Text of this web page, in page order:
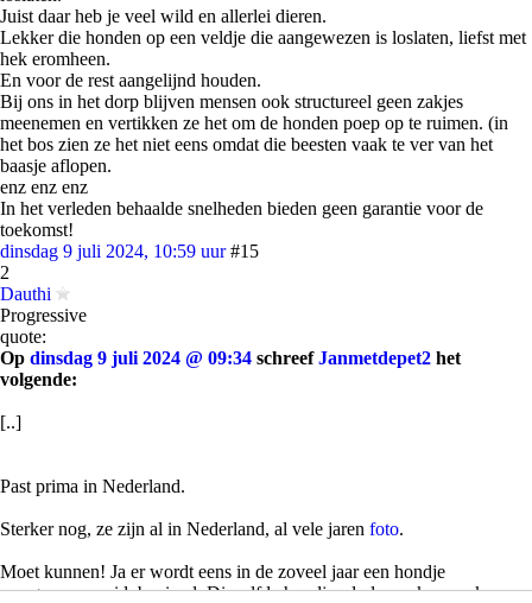
Juist daar heb je veel wild en allerlei dieren.
Lekker die honden op een veldje die aangewezen is loslaten, liefst met
hek eromheen.
En voor de rest aangelijnd houden.
Bij ons in het dorp blijven mensen ook structureel geen zakjes
meenemen en vertikken ze het om de honden poep op te ruimen. (in
het bos zien ze het niet eens omdat die beesten vaak te ver van het
baasje aflopen.
enz enz enz
In het verleden behaalde snelheden bieden geen garantie voor de
toekomst!
dinsdag 9 juli 2024, 10:59 uur #15
2
Dauthi
Progressive
quote:
Op dinsdag 9 juli 2024 @ 09:34 schreefJanmetdepet2 het
volgende:
[..]
Past prima in Nederland.
Sterker nog, ze zijn al in Nederland, al vele jaren foto.
Moet kunnen! Ja er wordt eens in de zoveel jaar een hondje
meegenomen oid, boeiend. Diezelfde hondjes doden ook zovaak